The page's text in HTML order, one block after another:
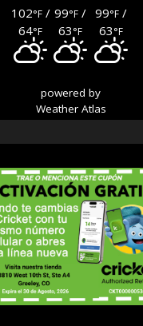
102°F/
64°F
99°F /
63°F
99°F/
63°F
powered by
Weather Atlas